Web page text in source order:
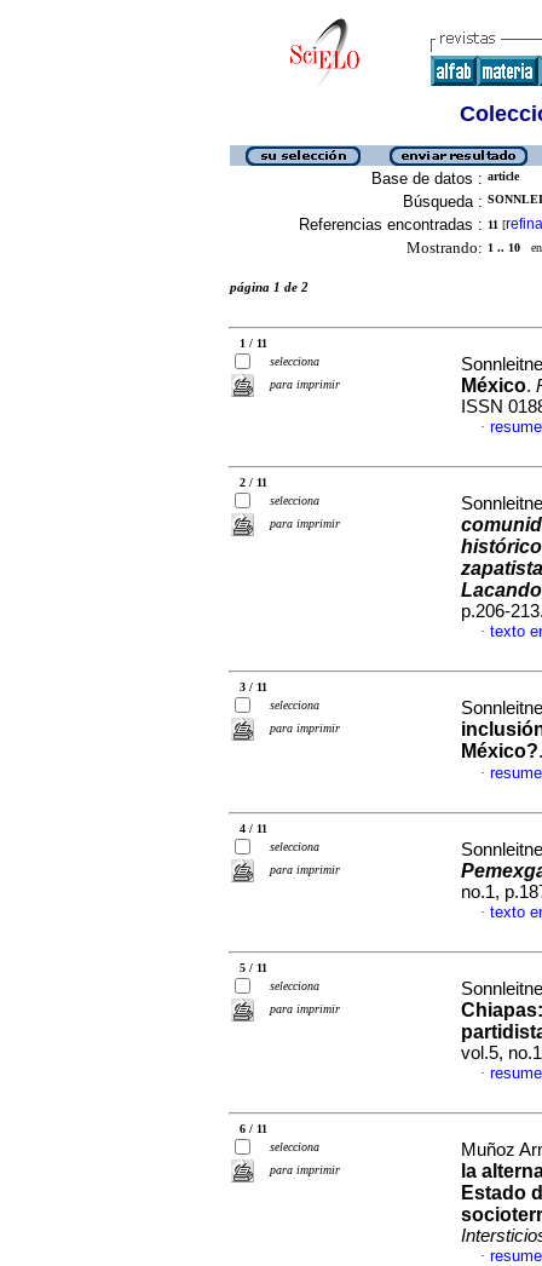
Base de datos : article
Búsqueda :
Referencias encontradas : 11 [
Mostrando: 1 .. 10 en
página 1 de 2
1 / 11
selecciona
para imprimir
México.
ISSN
·
2 / 11
selecciona
para imprimir
p.206-
· texto
3 / 11
selecciona
para imprimir
México?
·
4 / 11
selecciona
para imprimir
no.1,
· texto
5 / 11
selecciona
para imprimir
vol.5,
·
6 / 11
selecciona
para imprimir
Muñoz
la
Estado
·